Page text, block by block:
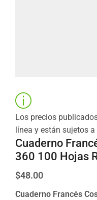
Los precios
línea y están sujetos
Cuaderno
360 100 Hojas
$48.00
Cuaderno Francés